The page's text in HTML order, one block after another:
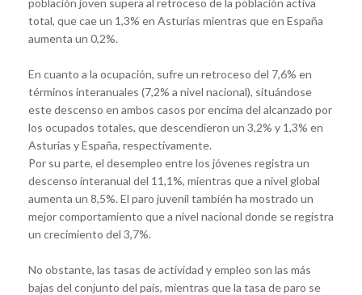
total, que cae un 1,3% en Asturias mientras que en España
aumenta un 0,2%.
En cuanto a la ocupación, sufre un retroceso del 7,6% en
términos interanuales (7,2% a nivel nacional), situándose
este descenso en ambos casos por encima del alcanzado por
los ocupados totales, que descendieron un 3,2% y 1,3% en
Asturias y España, respectivamente.
Por su parte, el desempleo entre los jóvenes registra un
descenso interanual del 11,1%, mientras que a nivel global
aumenta un 8,5%. El paro juvenil también ha mostrado un
mejor comportamiento que a nivel nacional donde se registra
un crecimiento del 3,7%.
No obstante, las tasas de actividad y empleo son las más
bajas del conjunto del país, mientras que la tasa de paro se